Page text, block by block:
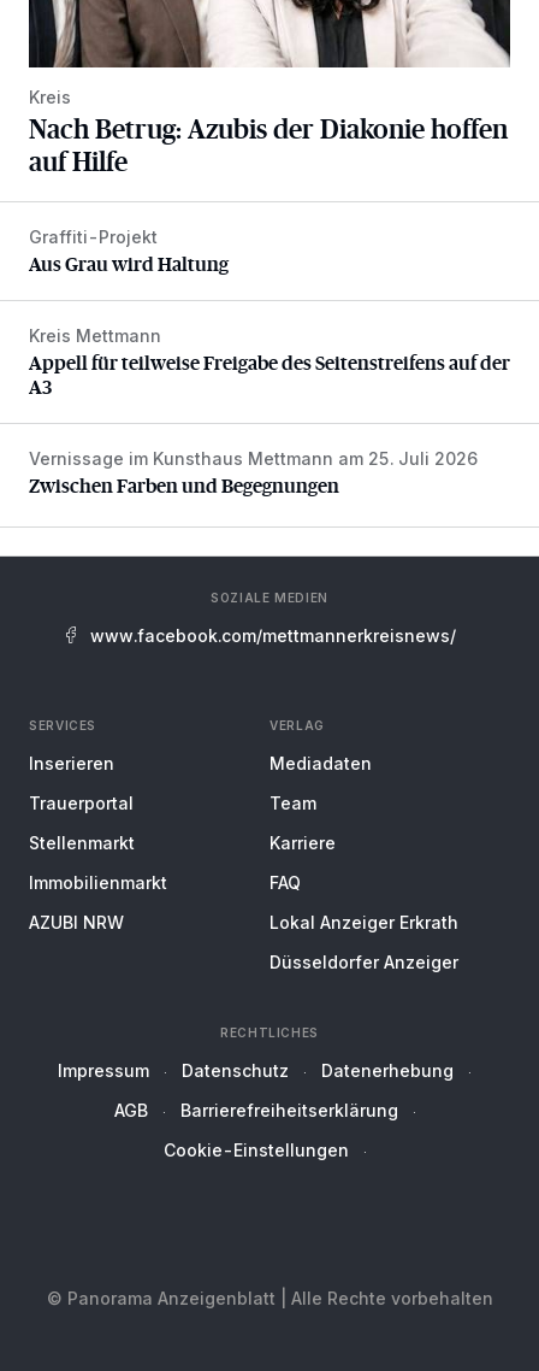
Kreis
Nach Betrug: Azubis der Diakonie hoffen
auf Hilfe
Aus Grau wird Haltung
Graffiti-Projekt
Aus Grau wird Haltung
Appell für teilweise Freigabe des Seitenstreifens auf der A3
Kreis Mettmann
Appell für teilweise Freigabe des Seitenstreifens auf der
A3
Zwischen Farben und Begegnungen
Vernissage im Kunsthaus Mettmann am 25. Juli 2026
Zwischen Farben und Begegnungen
SOZIALE MEDIEN
www.facebook.com/mettmannerkreisnews/
SERVICES
Inserieren
Trauerportal
Stellenmarkt
Immobilienmarkt
AZUBI NRW
VERLAG
Mediadaten
Team
Karriere
FAQ
Lokal Anzeiger Erkrath
Düsseldorfer Anzeiger
RECHTLICHES
Impressum Datenschutz
Datenerhebung
AGB
Barrierefreiheitserklärung
Cookie-Einstellungen
© Panorama Anzeigenblatt | Alle Rechte vorbehalten